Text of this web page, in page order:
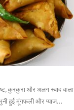
कुरकुरा और अलग स्वाद वाला
हुई मूंगफली और प्याज...